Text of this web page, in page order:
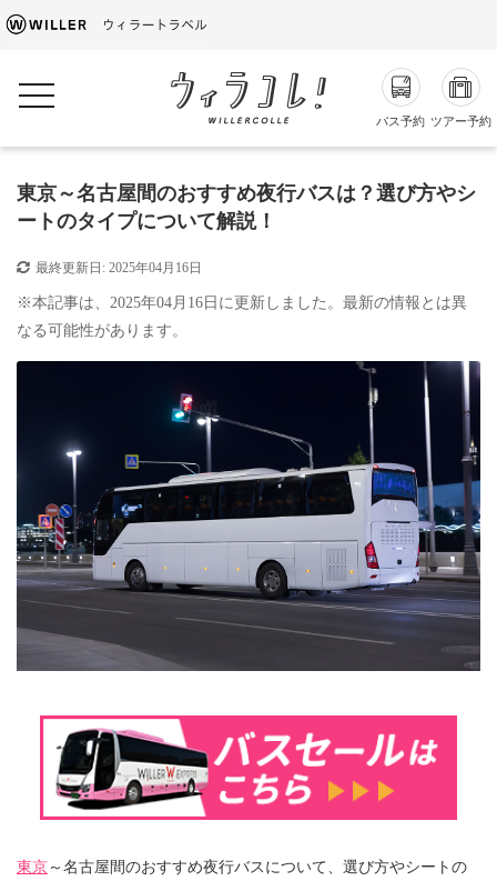
バス予約 ツアー予約
toggle navigation
東京～名古屋間のおすすめ夜行バスは？選び方やシ
ートのタイプについて解説！
最終更新日: 2025年04月16日
※本記事は、2025年04月16日に更新しました。最新の情報とは異
なる可能性があります。
東京 ～名古屋間のおすすめ夜行バスについて、選び方やシートの